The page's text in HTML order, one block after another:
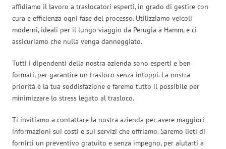
affidiamo il lavoro a traslocatori esperti, in grado di gestire con
cura e efficienza ogni fase del processo. Utilizziamo veicoli
moderni, ideali per il lungo viaggio da Perugia a Hamm, e ci
assicuriamo che nulla venga danneggiato.
Tutti i dipendenti della nostra azienda sono esperti e ben
formati, per garantire un trasloco senza intoppi. La nostra
priorità è la tua soddisfazione e faremo tutto il possibile per
minimizzare lo stress legato al trasloco.
Ti invitiamo a contattare la nostra azienda per avere maggiori
informazioni sui costi e sui servizi che offriamo. Saremo lieti di
fornirti un preventivo gratuito e senza impegno, per aiutarti a